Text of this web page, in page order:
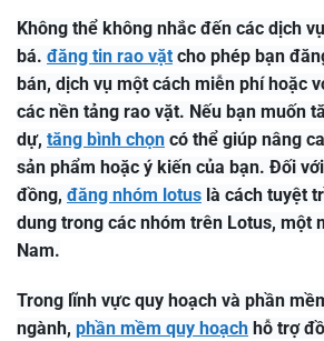
Không thể không nhắc đến các dịch
bá. đăng tin rao vặt cho phép bạn
bán, dịch vụ một cách miễn phí hoặc
các nền tảng rao vặt. Nếu bạn muốn
dự, tăng bình chọn có thể giúp nâng
sản phẩm hoặc ý kiến của bạn. Đối
đồng, đăng nhóm lotus là cách tuyệt
dung trong các nhóm trên Lotus, một
Nam.
Trong lĩnh vực quy hoạch và phần
ngành, phần mềm quy hoạch hỗ trợ